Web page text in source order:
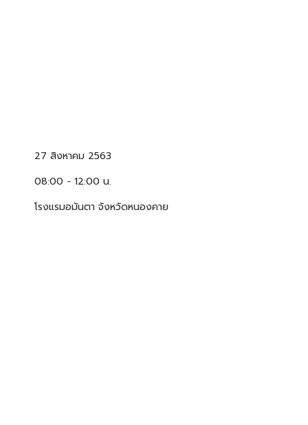
27 สิงหาคม 2563
08:00 - 12:00 น.
โรงแรมอมันตา จังหวัดหนองคาย